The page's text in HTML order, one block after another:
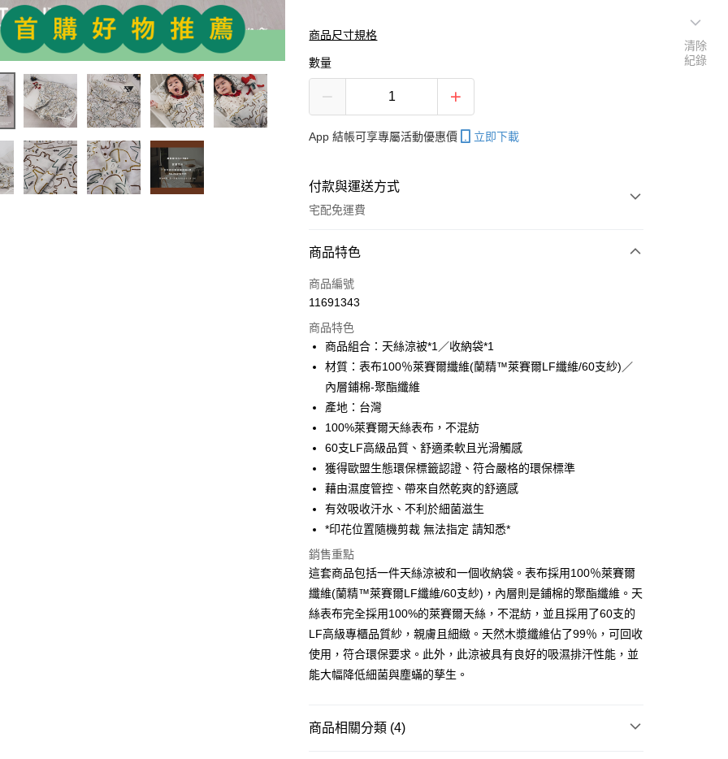
商品尺寸規格
數量
App 結帳可享專屬活動優惠價 立即下載
付款與運送方式
宅配免運費
付款方式
信用卡一次付款
LINE Pay
Apple Pay
街口支付
悠遊付
全盈+PAY
ATM付款
全家取貨付款
每筆NT$60，滿NT$599(含以上)免運費
離島-全家取貨付款
每筆NT$60
付款後全家取貨
7-11取貨付款
商品特色
商品編號
11691343
商品特色
商品組合：天絲涼被*1／收納袋*1
材質：表布100％萊賽爾纖維(蘭精™萊賽爾LF纖維/60支紗)／
內層鋪棉-聚酯纖維
產地：台灣
100%萊賽爾天絲表布，不混紡
60支LF高級品質、舒適柔軟且光滑觸感
獲得歐盟生態環保標籤認證、符合嚴格的環保標準
藉由濕度管控、帶來自然乾爽的舒適感
有效吸收汗水、不利於細菌滋生
*印花位置隨機剪裁 無法指定 請知悉*
銷售重點
這套商品包括一件天絲涼被和一個收納袋。表布採用100％萊賽爾
纖維(蘭精™萊賽爾LF纖維/60支紗)，內層則是鋪棉的聚酯纖維。天
絲表布完全採用100%的萊賽爾天絲，不混紡，並且採用了60支的
LF高級專櫃品質紗，親膚且細緻。天然木漿纖維佔了99％，可回收
使用，符合環保要求。此外，此涼被具有良好的吸濕排汗性能，並
能大幅降低細菌與塵蟎的孳生。
商品相關分類 (4)
清除
紀錄